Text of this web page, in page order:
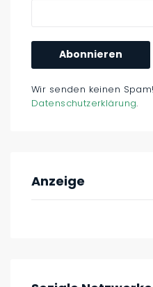
Wir senden keinen
Datenschutzerklärung.
Anzeige